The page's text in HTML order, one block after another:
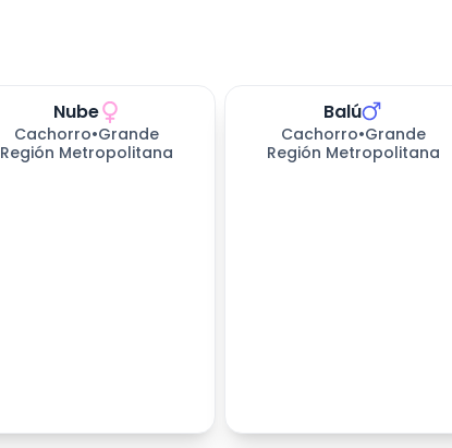
Nube
Cachorro•Grande
Región Metropolitana
Balú
Cachorro•Grande
Región Metropolitana